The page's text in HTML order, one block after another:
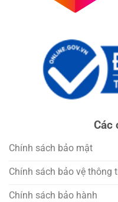
Các
Chính sách bảo mật
Chính sách bảo vệ thông
Chính sách bảo hành